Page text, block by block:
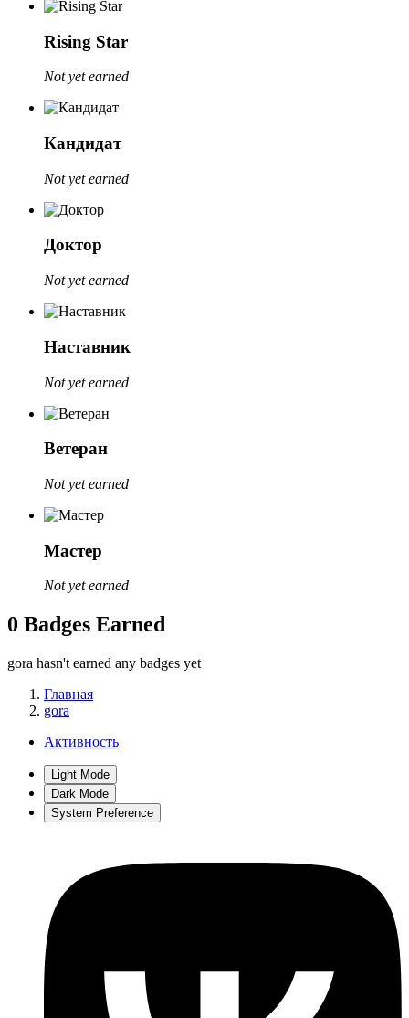
Rising Star
Not yet earned
Кандидат
Not yet earned
Доктор
Not yet earned
Наставник
Not yet earned
Ветеран
Not yet earned
Мастер
Not yet earned
0 Badges Earned
gora hasn't earned any badges yet
Главная
gora
Активность
Light Mode
Dark Mode
System Preference